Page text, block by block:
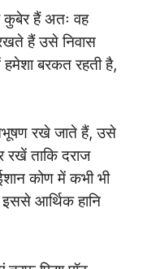
कुबेर हैं अतः वह
हैं उसे निवास
बरकत रहती है,
रखे जाते हैं, उसे
रखें ताकि दराज
कोण में कभी भी
इससे आर्थिक हानि